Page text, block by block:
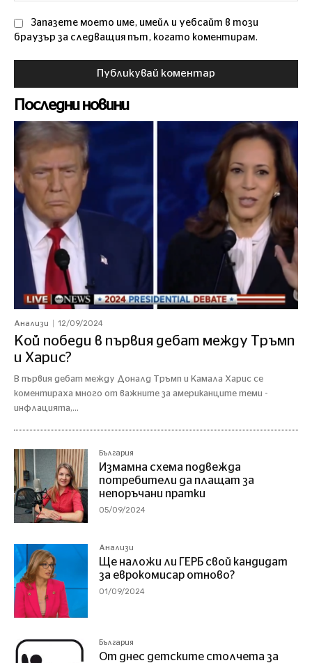
Запазете моето име, имейл и уебсайт в този
браузър за следващия път, когато коментирам.
Последни новини
Анализи 12/09/2024
Кой победи в първия дебат между Тръмп
и Харис?
В първия дебат между Доналд Тръмп и Камала Харис се
коментираха много от важните за американците теми -
инфлацията,...
България
Измамна схема подвежда
потребители да плащат за
непоръчани пратки
05/09/2024
Анализи
Ще наложи ли ГЕРБ свой кандидат
за еврокомисар отново?
01/09/2024
България
От днес детските столчета за